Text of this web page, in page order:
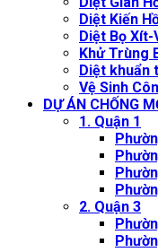
Diệt Kiến
Diệt Bọ
Khử Trùng
Diệt khuẩn
Vệ Sinh
DỰ ÁN CHỐNG
1. Quận 1
2. Quận 3